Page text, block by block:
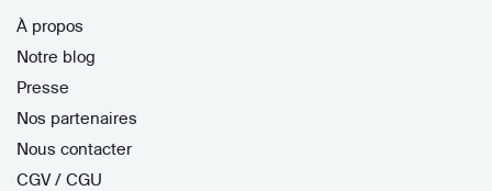
À propos
Notre blog
Presse
Nos partenaires
Nous contacter
CGV / CGU